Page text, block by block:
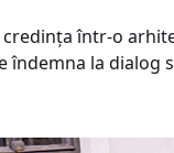
într-o
îndemna la dialog